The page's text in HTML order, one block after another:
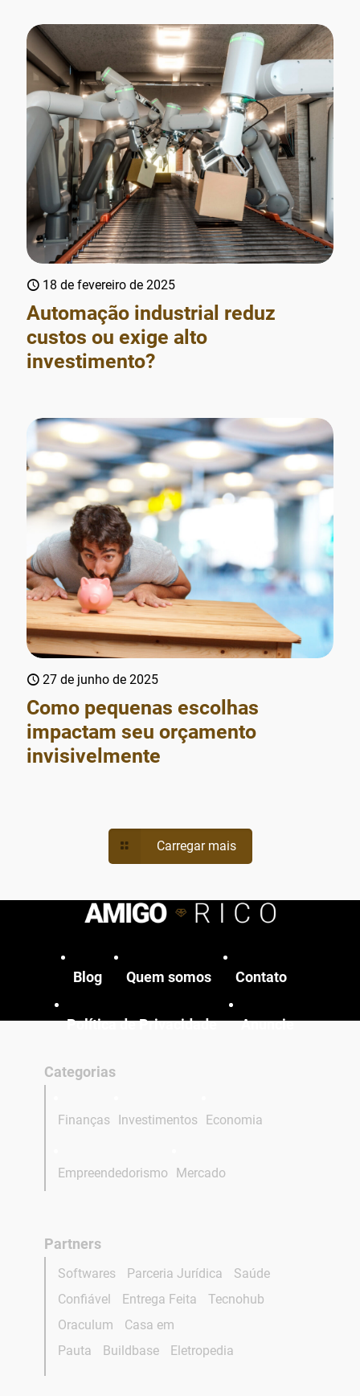
18 de fevereiro de 2025
Automação industrial reduz
custos ou exige alto
investimento?
27 de junho de 2025
Como pequenas escolhas
impactam seu orçamento
invisivelmente
Carregar mais
Blog Quem somos Contato
Política de Privacidade Anuncie
Categorias
Finanças Investimentos Economia
Empreendedorismo Mercado
Partners
Softwares Parceria Jurídica
Saúde
Confiável
Entrega Feita
Tecnohub
Oraculum
Casa em
Pauta
Buildbase Eletropedia